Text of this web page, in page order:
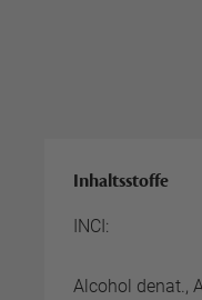
Inhaltsstoffe
INCI:
Alcohol denat.,